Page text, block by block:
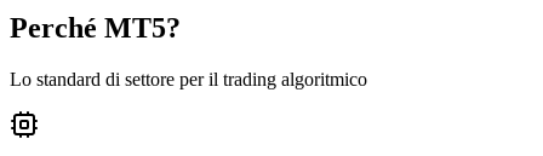
Perché MT5?
Lo standard di settore per il trading algoritmico